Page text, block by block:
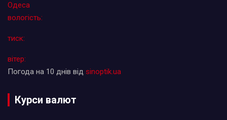
Одеса
вологість:
тиск:
вітер:
Погода на 10 днів від sinoptik.ua
Курси валют